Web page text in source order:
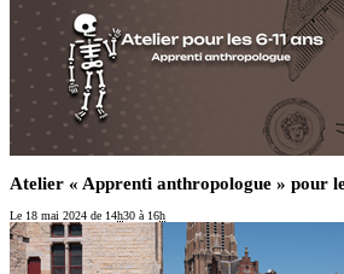
Atelier « Apprenti anthropologue » pour
Le 18 mai 2024 de 14h30 à 16h